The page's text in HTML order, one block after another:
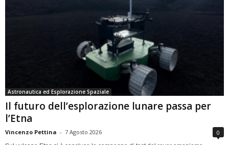
Astronautica ed Esplorazione Spaziale
Il futuro dell’esplorazione lunare passa per
l’Etna
Vincenzo Pettina - 7 Agosto 2026 0